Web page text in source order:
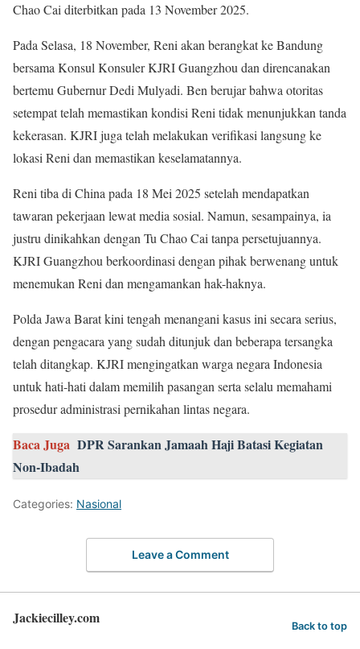
Chao Cai diterbitkan pada 13 November 2025.
Pada Selasa, 18 November, Reni akan berangkat ke Bandung
bersama Konsul Konsuler KJRI Guangzhou dan direncanakan
bertemu Gubernur Dedi Mulyadi. Ben berujar bahwa otoritas
setempat telah memastikan kondisi Reni tidak menunjukkan tanda
kekerasan. KJRI juga telah melakukan verifikasi langsung ke
lokasi Reni dan memastikan keselamatannya.
Reni tiba di China pada 18 Mei 2025 setelah mendapatkan
tawaran pekerjaan lewat media sosial. Namun, sesampainya, ia
justru dinikahkan dengan Tu Chao Cai tanpa persetujuannya.
KJRI Guangzhou berkoordinasi dengan pihak berwenang untuk
menemukan Reni dan mengamankan hak-haknya.
Polda Jawa Barat kini tengah menangani kasus ini secara serius,
dengan pengacara yang sudah ditunjuk dan beberapa tersangka
telah ditangkap. KJRI mengingatkan warga negara Indonesia
untuk hati-hati dalam memilih pasangan serta selalu memahami
prosedur administrasi pernikahan lintas negara.
Baca Juga DPR Sarankan Jamaah Haji Batasi Kegiatan
Non-Ibadah
Categories: Nasional
Leave a Comment
Jackiecilley.com Back to top